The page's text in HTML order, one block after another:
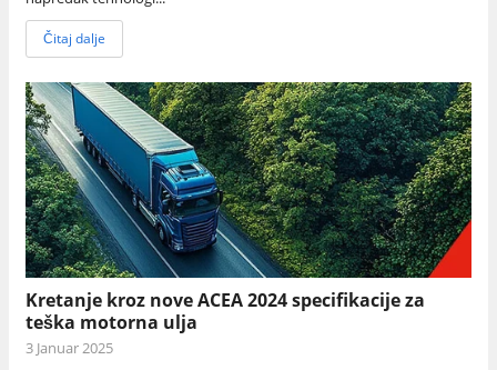
Čitaj dalje
Kretanje kroz nove ACEA 2024 specifikacije za
teška motorna ulja
3 Januar 2025